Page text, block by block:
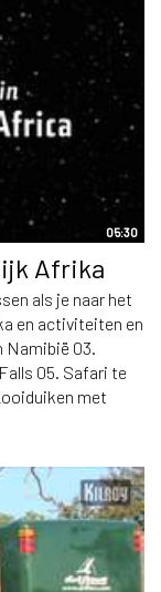
05:30
Afrika
als je naar het
en activiteiten en
Namibië 03.
05. Safari te
met